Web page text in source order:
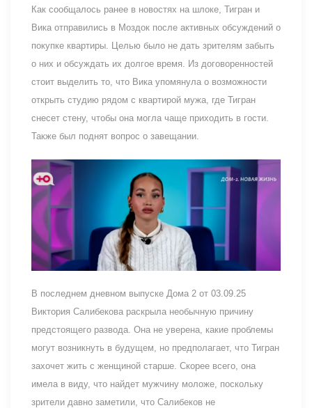
Как сообщалось ранее в новостях на шлоке, Тигран и
Вика отправились в Моздок после активных обсуждений о
покупке квартиры. Целью было не дать зрителям забыть
о них и обсуждать их долгое время. Из договоренностей
стоит выделить то, что Вика упомянула о возможности
открыть студию рядом с квартирой мужа, где Тигран
снесет стену, чтобы она могла чаще приходить в гости.
Также был поднят вопрос о завещании.
В последнем дневном выпуске Дома 2 от 03.09.25
Виктория Салибекова раскрыла необычную причину
предстоящего развода. Она не уверена, какие проблемы
могут возникнуть в будущем, но предполагает, что Тигран
захочет жить с женщиной старше. Скорее всего, она
имела в виду, что найдет мужчину моложе, поскольку
зрители давно заметили, что Салибеков не